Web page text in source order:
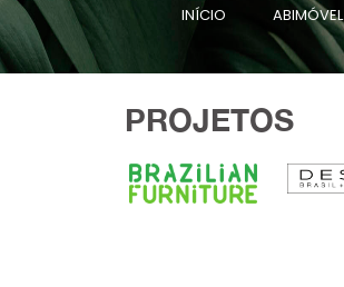
INÍCIO ABIMÓVEL
PROJETOS